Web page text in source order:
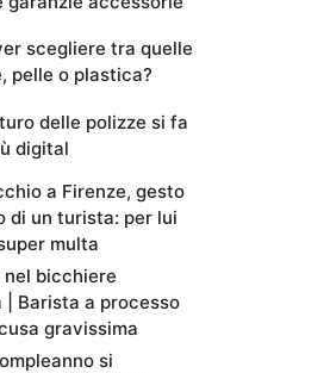
scegliere tra quelle
pelle o plastica?
delle polizze si fa
digital
a Firenze, gesto
di un turista: per lui
multa
bicchiere
| Barista a processo
gravissima
si